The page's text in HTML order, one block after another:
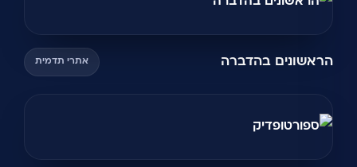
הראשונים בהדברה אתרי תדמית